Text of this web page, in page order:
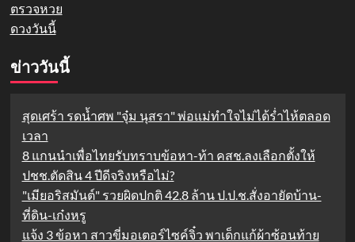
ตรวจหวย
ดวงวันนี้
ข่าววันนี้
สุดเศร้า รดน้ำศพ "จุ๋ม นุสรา" พ่อแม่ทำใจไม่ได้ร่ำไห้ตลอด
เวลา
8 แกนนำเพื่อไทยรับทราบข้อหา-ท้า คสช.ลงเลือกตั้งให้
ปชช.ตัดสิน 4 ปีดีจริงหรือไม่?
"เมียอริสมันต์" รวยผิดปกติ 42.8 ล้าน ป.ป.ช.สั่งอายัดบ้าน-
ที่ดิน-เก๋งหรู
แจ้ง 3 ข้อหา สาวขี่มอเตอร์ไซค์จิ๋ว พาเด็กแก้ผ้าซ้อนท้าย